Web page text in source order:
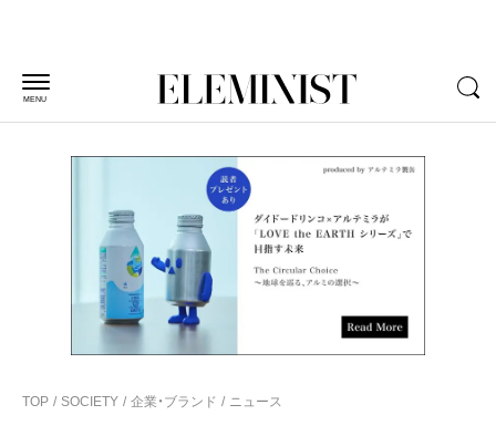
MENU
TOP SOCIETY 企業・ブランド ニュース